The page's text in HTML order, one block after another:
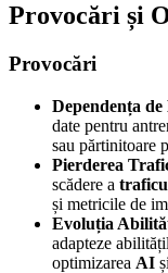
Provocări și
Provocări
Dependența de
date pentru
sau părtinitoare
Pierderea
scădere a
și metricile de
Evoluția
adapteze
optimizarea AI